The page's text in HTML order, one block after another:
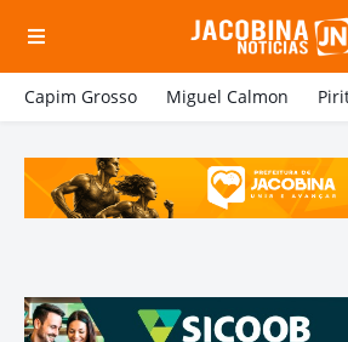
Capim Grosso Miguel Calmon